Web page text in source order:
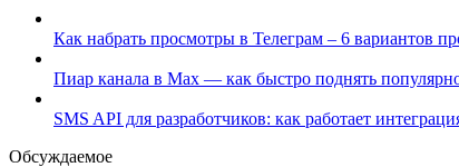
Как набрать просмотры в Телеграм – 6 вариантов
Пиар канала в Max — как быстро поднять
SMS API для разработчиков: как работает
Обсуждаемое